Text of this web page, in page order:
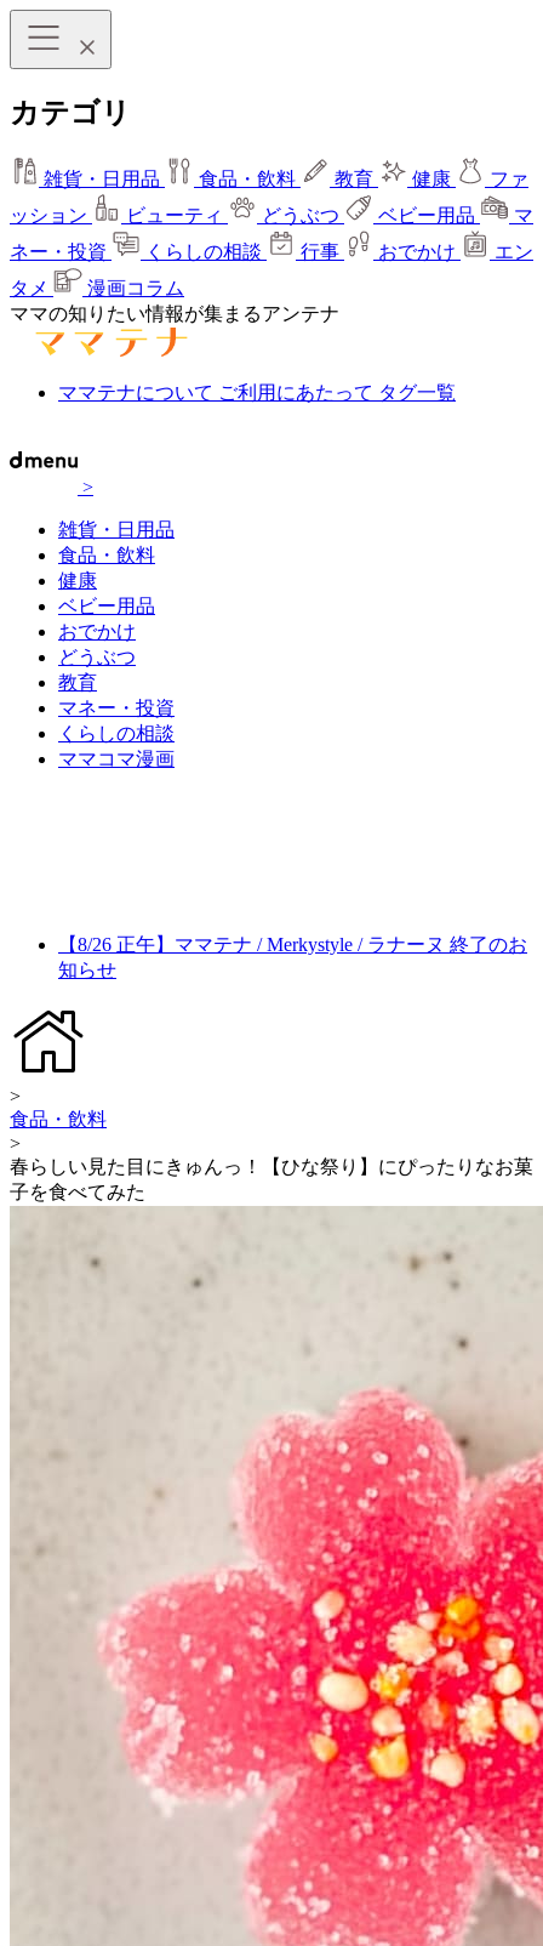
カテゴリ
雑貨・日用品 食品・飲料 教育 健康
ファ
ッション
ビューティ どうぶつ ベビー用品
マ
ネー・投資
くらしの相談 行事 おでかけ
エン
タメ
漫画コラム
ママの知りたい情報が集まるアンテナ
ママテナについて ご利用にあたって タグ一覧
>
雑貨・日用品
食品・飲料
健康
ベビー用品
おでかけ
どうぶつ
教育
マネー・投資
くらしの相談
ママコマ漫画
【8/26 正午】ママテナ / Merkystyle / ラナーヌ 終了のお
知らせ
>
食品・飲料
>
春らしい見た目にきゅんっ！【ひな祭り】にぴったりなお菓
子を食べてみた